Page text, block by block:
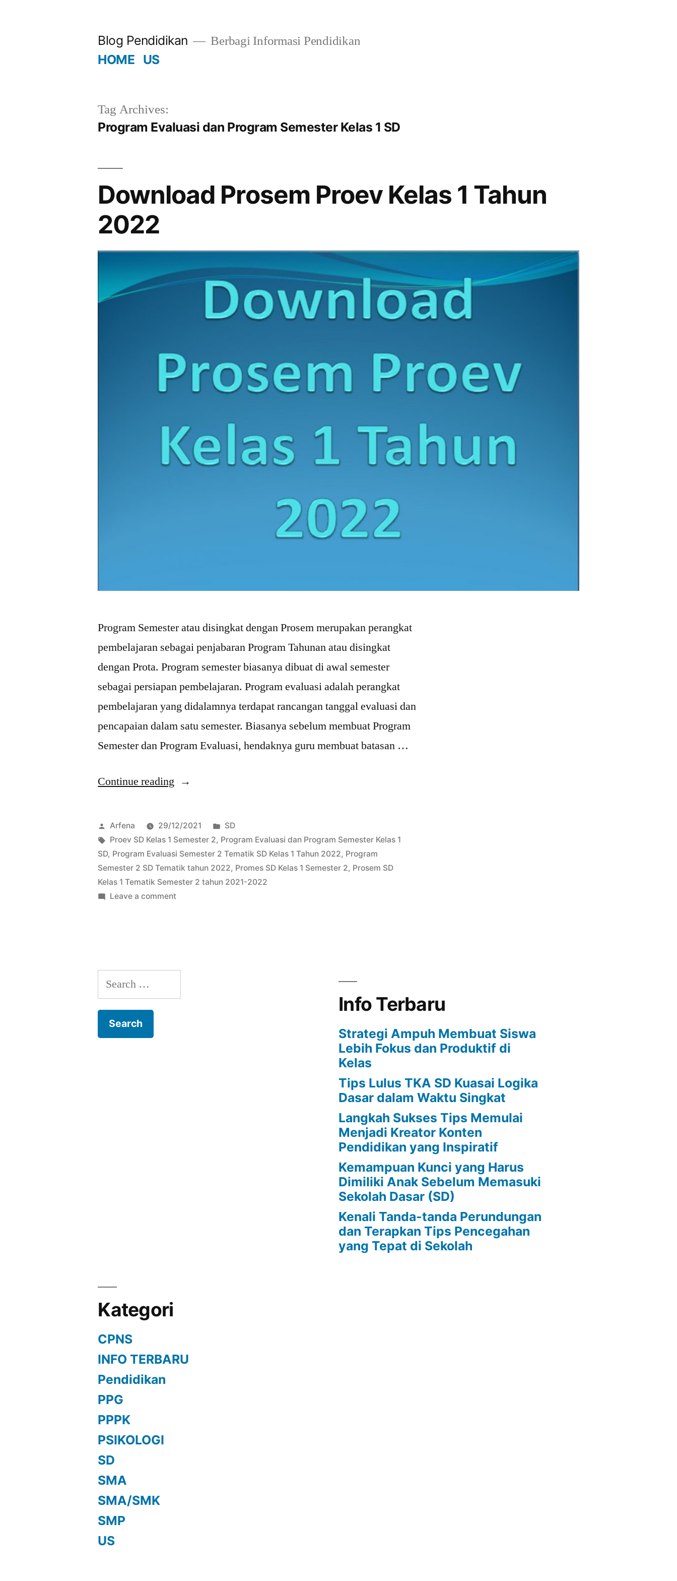
Blog Pendidikan Berbagi Informasi Pendidikan
HOME US
Tag Archives:
Program Evaluasi dan Program Semester Kelas 1 SD
Download Prosem Proev Kelas 1 Tahun
2022
Program Semester atau disingkat dengan Prosem merupakan perangkat
pembelajaran sebagai penjabaran Program Tahunan atau disingkat
dengan Prota. Program semester biasanya dibuat di awal semester
sebagai persiapan pembelajaran. Program evaluasi adalah perangkat
pembelajaran yang didalamnya terdapat rancangan tanggal evaluasi dan
pencapaian dalam satu semester. Biasanya sebelum membuat Program
Semester dan Program Evaluasi, hendaknya guru membuat batasan …
Continue reading “Download
Proev
Kelas
1
Tahun
2022”
Posted
by
Arfena 29/12/2021
Posted
in
SD
Tags:
Proev SD Kelas 1 Semester 2, Program Evaluasi dan Program Semester Kelas 1
SD, Program Evaluasi Semester 2 Tematik SD Kelas 1 Tahun 2022, Program
Semester 2 SD Tematik tahun 2022, Promes SD Kelas 1 Semester 2, Prosem SD
Kelas 1 Tematik Semester 2 tahun 2021-2022
Leave a comment
Search
for:
Info Terbaru
Strategi Ampuh Membuat Siswa
Lebih Fokus dan Produktif di
Kelas
Tips Lulus TKA SD Kuasai Logika
Dasar dalam Waktu Singkat
Langkah Sukses Tips Memulai
Menjadi Kreator Konten
Pendidikan yang Inspiratif
Kemampuan Kunci yang Harus
Dimiliki Anak Sebelum Memasuki
Sekolah Dasar (SD)
Kenali Tanda-tanda Perundungan
dan Terapkan Tips Pencegahan
yang Tepat di Sekolah
Kategori
CPNS
INFO TERBARU
Pendidikan
PPG
PPPK
PSIKOLOGI
SD
SMA
SMA/SMK
SMP
US